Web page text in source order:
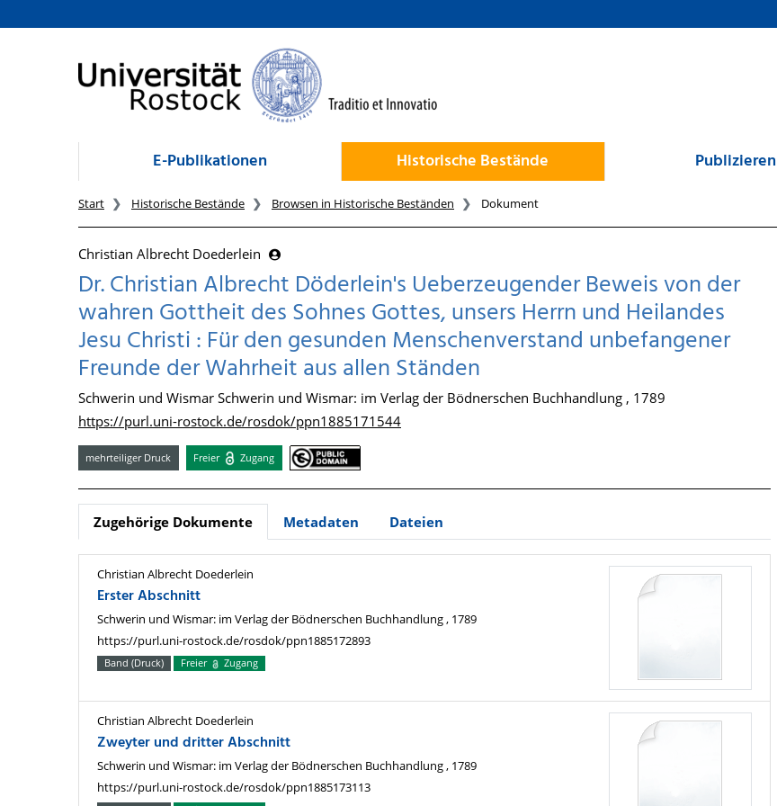
zum Inhalt
E-Publikationen Historische Bestände Publizieren
Start Historische Bestände Browsen in Historische Beständen Dokument
Christian Albrecht Doederlein
Dr. Christian Albrecht Döderlein's Ueberzeugender Beweis von der
wahren Gottheit des Sohnes Gottes, unsers Herrn und Heilandes
Jesu Christi : Für den gesunden Menschenverstand unbefangener
Freunde der Wahrheit aus allen Ständen
Schwerin und Wismar Schwerin und Wismar: im Verlag der Bödnerschen Buchhandlung , 1789
https://purl.uni-rostock.de/rosdok/ppn1885171544
mehrteiliger Druck Freier Zugang
Zugehörige Dokumente Metadaten Dateien
Christian Albrecht Doederlein
Erster Abschnitt
Schwerin und Wismar: im Verlag der Bödnerschen Buchhandlung , 1789
https://purl.uni-rostock.de/rosdok/ppn1885172893
Band (Druck) Freier Zugang
Christian Albrecht Doederlein
Zweyter und dritter Abschnitt
Schwerin und Wismar: im Verlag der Bödnerschen Buchhandlung , 1789
https://purl.uni-rostock.de/rosdok/ppn1885173113